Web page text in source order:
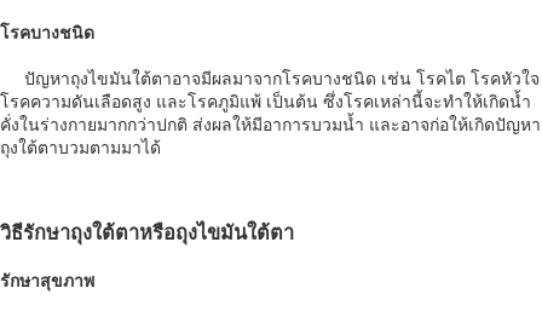
โรคบางชนิด
ปัญหาถุงไขมันใต้ตาอาจมีผลมาจากโรคบางชนิด เช่น โรคไต โรคหัวใจ
โรคความดันเลือดสูง และโรคภูมิแพ้ เป็นต้น ซึ่งโรคเหล่านี้จะทำให้เกิดน้ำ
คั่งในร่างกายมากกว่าปกติ ส่งผลให้มีอาการบวมน้ำ และอาจก่อให้เกิดปัญหา
ถุงใต้ตาบวมตามมาได้
วิธีรักษาถุงใต้ตาหรือถุงไขมันใต้ตา
รักษาสุขภาพ